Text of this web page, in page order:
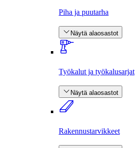
Piha ja puutarha
Näytä alaosastot
Työkalut ja työkalusarjat
Näytä alaosastot
Rakennus­tarvikkeet